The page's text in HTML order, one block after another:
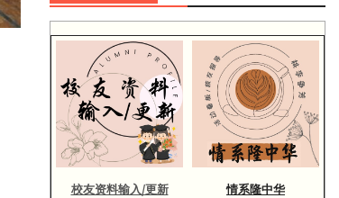
校友资料输入/更新 情系隆中华